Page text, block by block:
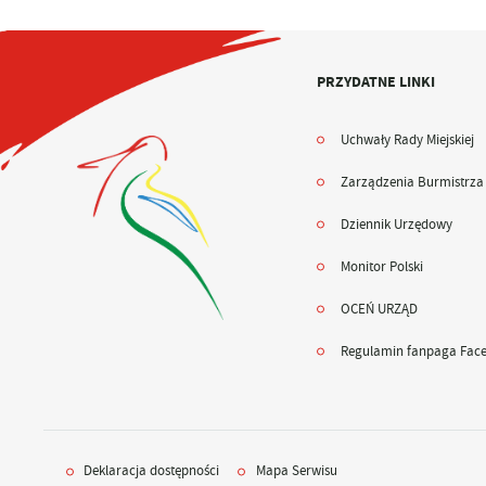
PRZYDATNE LINKI
Uchwały Rady Miejskiej
Zarządzenia Burmistrza
Dziennik Urzędowy
Monitor Polski
OCEŃ URZĄD
Regulamin fanpaga
Deklaracja dostępności Mapa Serwisu